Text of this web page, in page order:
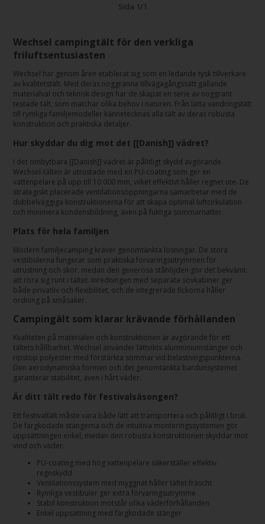
Sida 1/1
Wechsel campingtält för den verkliga
friluftsentusiasten
Wechsel har genom åren etablerat sig som en ledande tysk tillverkare
av kvalitetstält. Med deras noggranna tillvägagångssätt gällande
materialval och teknisk design har de skapat en serie av noggrant
testade tält, som matchar olika behov i naturen. Från lätta vandringstält
till rymliga familjemodeller kännetecknas alla tält av deras robusta
konstruktion och praktiska detaljer.
Hur skyddar du dig mot det [[Danish]] vädret?
I det ombytbara [[Danish]] vädret är pålitligt skydd avgörande.
Wechsel-tälten är utrustade med en PU-coating som ger en
vattenpelare på upp till 10 000 mm, vilket effektivt håller regnet ute. De
strategiskt placerade ventilationsöppningarna samarbetar med de
dubbelväggiga konstruktionerna för att skapa optimal luftcirkulation
och minimera kondensbildning, även på fuktiga sommarnätter.
Plats för hela familjen
Modern familjecamping kräver genomtänkta lösningar. De stora
vestibulerna fungerar som praktiska förvaringsutrymmen för
utrustning och skor, medan den generösa ståhöjden gör det bekvämt
att röra sig runt i tältet. Inredningen med separata sovkabiner ger
både privatliv och flexibilitet, och de integrerade fickorna håller
ordning på småsaker.
Campingält som klarar krävande förhållanden
Kvaliteten på materialen och konstruktionen är avgörande för ett
tältets hållbarhet. Wechsel använder lättvikts alumniniumstänger och
ripstop polyester med förstärkta sömmar vid belastningspunkterna.
Den aerodynamiska formen och det genomtänkta bardunsystemet
garanterar stabilitet, även i hårt väder.
Är ditt tält redo för festivalsäsongen?
Ett festivaltält måste vara både lätt att transportera och pålitligt i bruk.
De färgkodade stängerna och de intuitiva monteringssystemen gör
uppsättningen enkel, medan den robusta konstruktionen skyddar mot
vind och väder.
PU-coating med hög vattenpelare säkerställer effektiv
regnskydd
Ventilationssystem med myggnät håller tältet fräscht
Rymliga vestibuler ger extra förvaringsutrymme
Stabil konstruktion motstår olika väderförhållanden
Enkel uppsättning med färgkodade stänger